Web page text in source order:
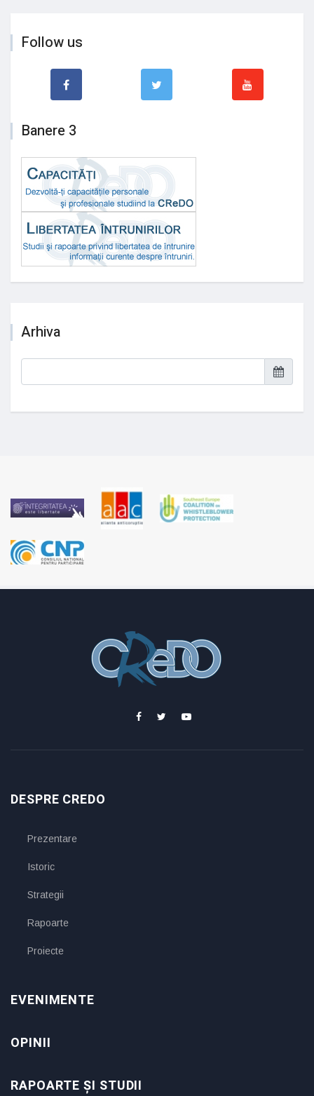
Follow us
Banere 3
Arhiva
DESPRE CREDO
Prezentare
Istoric
Strategii
Rapoarte
Proiecte
EVENIMENTE
OPINII
RAPOARTE ȘI STUDII